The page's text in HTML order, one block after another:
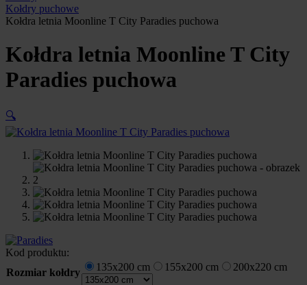
Kołdry puchowe
Kołdra letnia Moonline T City Paradies puchowa
Kołdra letnia Moonline T City
Paradies puchowa
🔍
Kod produktu:
Rozmiar kołdry
135x200 cm 155x200 cm 200x220 cm